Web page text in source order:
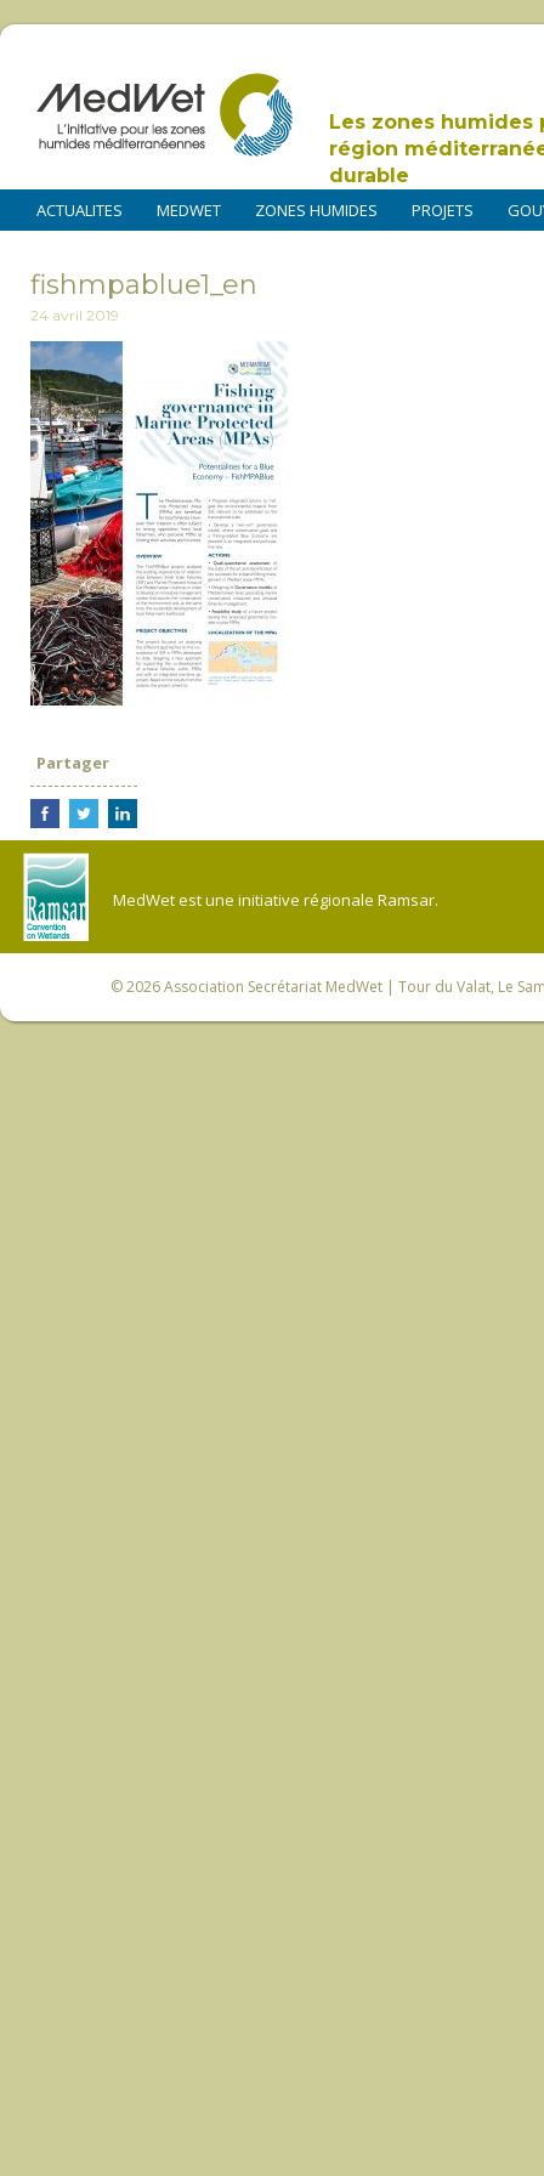
Les zones humides
région
durable
ACTUALITES MEDWET ZONES HUMIDES PROJETS
fishmpablue1_en
24 avril 2019
Partager
MedWet est une initiative régionale Ramsar.
© 2026Association Secrétariat MedWet | Tour du Valat, Le